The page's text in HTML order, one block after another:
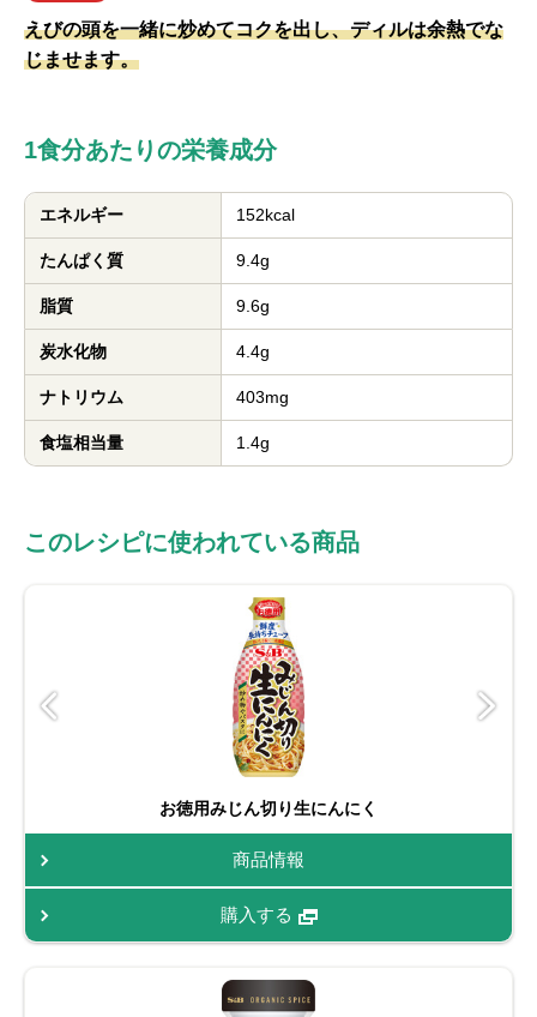
えびの頭を一緒に炒めてコクを出し、ディルは余熱でな
じませます。
1食分あたりの栄養成分
エネルギー 152kcal
たんぱく質 9.4g
脂質 9.6g
炭水化物 4.4g
ナトリウム 403mg
食塩相当量 1.4g
このレシピに使われている商品
お徳用みじん切り生にんにく
商品情報
購入する